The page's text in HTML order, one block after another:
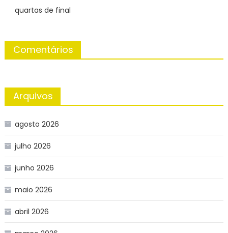
quartas de final
Comentários
Arquivos
agosto 2026
julho 2026
junho 2026
maio 2026
abril 2026